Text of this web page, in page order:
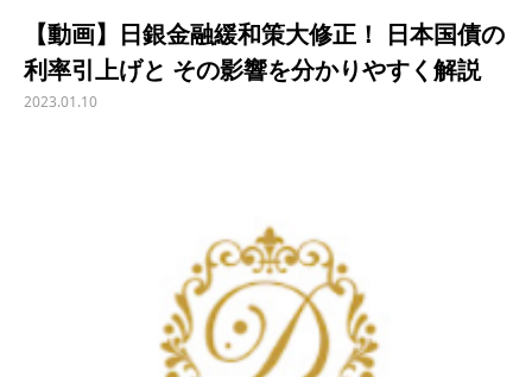
【動画】日銀金融緩和策大修正！ 日本国債の
利率引上げと その影響を分かりやすく解説
2023.01.10